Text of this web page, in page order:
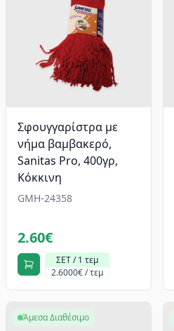
Σφουγγαρίστρα με
νήμα βαμβακερό,
Sanitas Pro, 400γρ,
Κόκκινη
GMH-24358
2.60€
ΣΕΤ / 1 τεμ
2.6000€ / τεμ
Άμεσα Διαθέσιμο